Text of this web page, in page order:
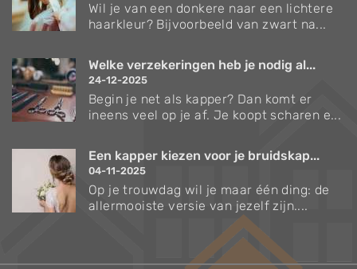
Wil je van een donkere naar een lichtere
haarkleur? Bijvoorbeeld van zwart na...
Welke verzekeringen heb je nodig al...
24-12-2025
Begin je net als kapper? Dan komt er
ineens veel op je af. Je koopt scharen e...
Een kapper kiezen voor je bruidskap...
04-11-2025
Op je trouwdag wil je maar één ding: de
allermooiste versie van jezelf zijn....